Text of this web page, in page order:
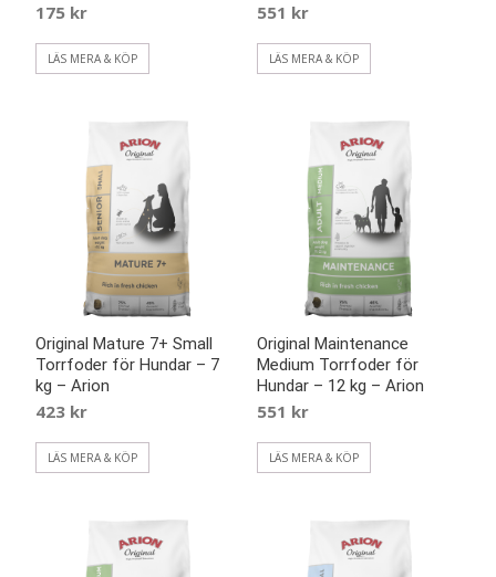
175 kr
LÄS MERA & KÖP
551 kr
LÄS MERA & KÖP
Original Mature 7+ Small
Torrfoder för Hundar – 7
kg – Arion
423 kr
LÄS MERA & KÖP
Original Maintenance
Medium Torrfoder för
Hundar – 12 kg – Arion
551 kr
LÄS MERA & KÖP